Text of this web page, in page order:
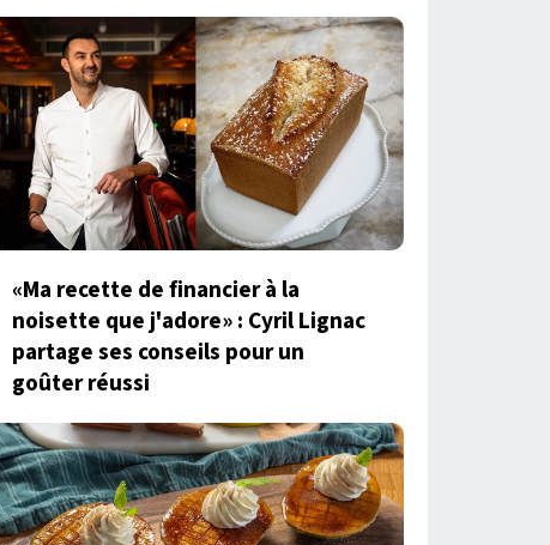
«Ma recette de financier à la
noisette que j'adore» : Cyril Lignac
partage ses conseils pour un
goûter réussi